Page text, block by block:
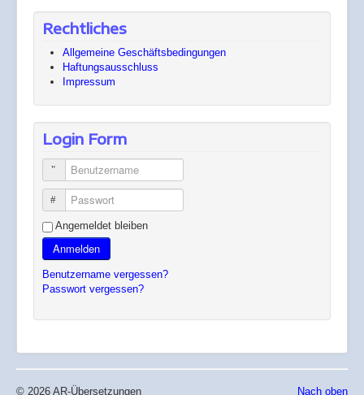
Rechtliches
Allgemeine Geschäftsbedingungen
Haftungsausschluss
Impressum
Login Form
Benutzername
Passwort
Angemeldet bleiben
Anmelden
Benutzername vergessen?
Passwort vergessen?
Nach oben
© 2026 AR-Übersetzungen